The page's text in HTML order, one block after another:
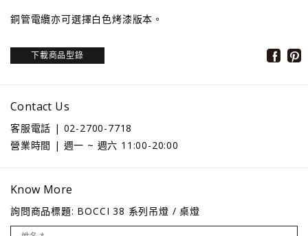
銅管電纜亦可選擇白色烤漆版本。
下載商品型錄
Contact Us
客服電話 | 02-2700-7718
營業時間 | 週一 ~ 週六 11:00-20:00
Know More
詢問商品標題: BOCCI 38 系列吊燈 / 桌燈